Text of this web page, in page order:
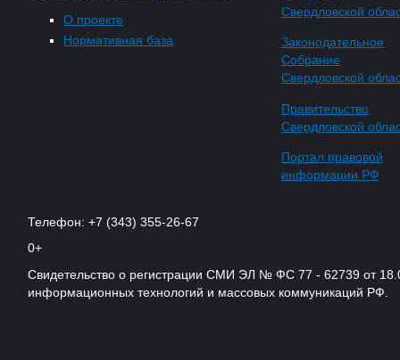
О проекте
Нормативная база
Свердловской
Законодательное
Собрание
Свердловской
Правительство
Свердловской
Портал правовой
информации РФ
Телефон: +7 (343) 355-26-67
0+
Свидетельство о регистрации СМИ ЭЛ № ФС 77 - 62739 от
информационных технологий и массовых коммуникаций РФ.